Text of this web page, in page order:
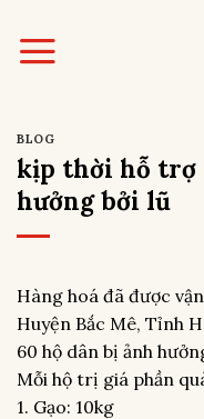
content
BLOG
kịp thời hỗ trợ
hưởng bởi lũ
Hàng hoá đã được
Huyện Bắc Mê, Tỉnh
60 hộ dân bị ảnh
Mỗi hộ trị giá phần
1. Gạo: 10kg